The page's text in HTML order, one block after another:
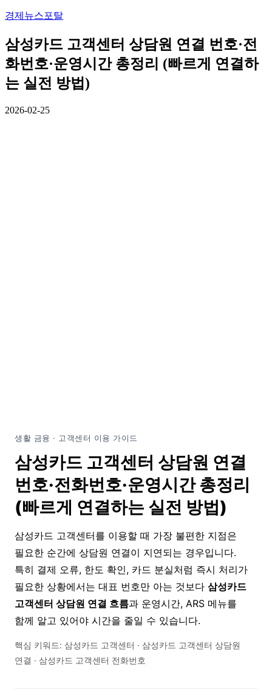
경제뉴스포탈
삼성카드 고객센터 상담원 연결 번호·전
화번호·운영시간 총정리 (빠르게 연결하
는 실전 방법)
2026-02-25
생활 금융 · 고객센터 이용 가이드
삼성카드 고객센터 상담원 연결
번호·전화번호·운영시간 총정리
(빠르게 연결하는 실전 방법)
삼성카드 고객센터를 이용할 때 가장 불편한 지점은
필요한 순간에 상담원 연결이 지연되는 경우입니다.
특히 결제 오류, 한도 확인, 카드 분실처럼 즉시 처리가
필요한 상황에서는 대표 번호만 아는 것보다 삼성카드
고객센터 상담원 연결 흐름과 운영시간, ARS 메뉴를
함께 알고 있어야 시간을 줄일 수 있습니다.
핵심 키워드: 삼성카드 고객센터 · 삼성카드 고객센터 상담원
연결 · 삼성카드 고객센터 전화번호